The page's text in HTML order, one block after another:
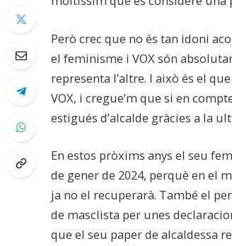
Però crec que no és tan idoni
el feminisme i VOX són
representa l’altre. I això és el
VOX, i cregue’m que si en
estigués d’alcalde gràcies a la
En estos pròxims anys el seu
de gener de 2024, perquè en el
ja no el recuperarà. També el
de masclista per unes
que el seu paper de alcaldessa